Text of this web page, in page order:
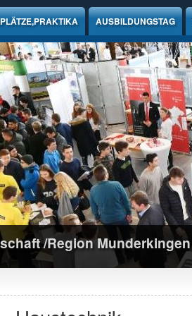
AUSBILDUNGSTAG
/Region Munderkingen